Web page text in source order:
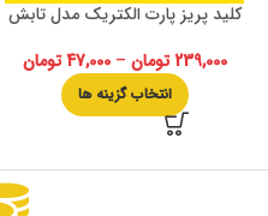
کلید پریز پارت الکتریک مدل تابش
239,000 تومان –
47,000 تومان
انتخاب گزینه ها